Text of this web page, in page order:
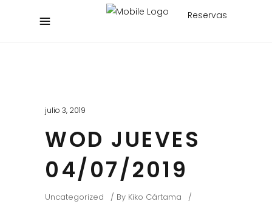
Reservas
julio 3, 2019
WOD JUEVES
04/07/2019
Uncategorized By Kiko Cártama